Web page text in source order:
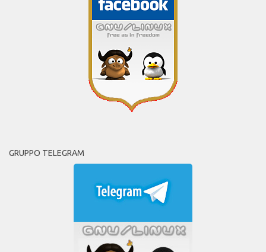
GRUPPO TELEGRAM